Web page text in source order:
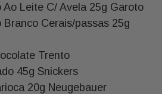
Leite C/ Avela 25g Garoto
Cerais/passas 25g
Trento
45g Snickers
20g Neugebauer